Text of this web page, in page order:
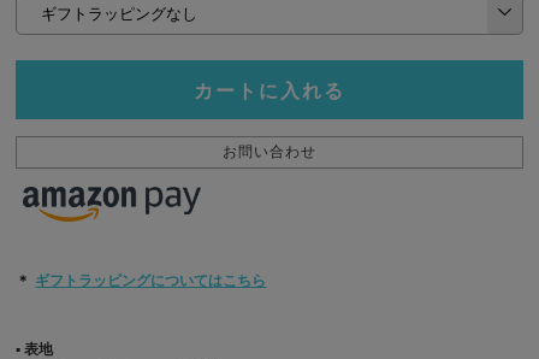
カートに入れる
お問い合わせ
＊ ギフトラッピングについてはこちら
▪︎ 表地